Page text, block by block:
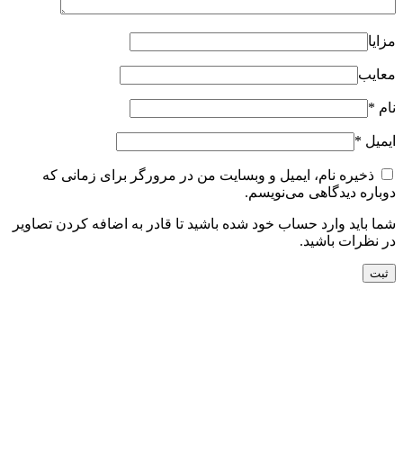
مزایا
معایب
نام *
ایمیل *
ذخیره نام، ایمیل و وبسایت من در مرورگر برای زمانی که
دوباره دیدگاهی می‌نویسم.
شما باید وارد حساب خود شده باشید تا قادر به اضافه کردن تصاویر
در نظرات باشید.